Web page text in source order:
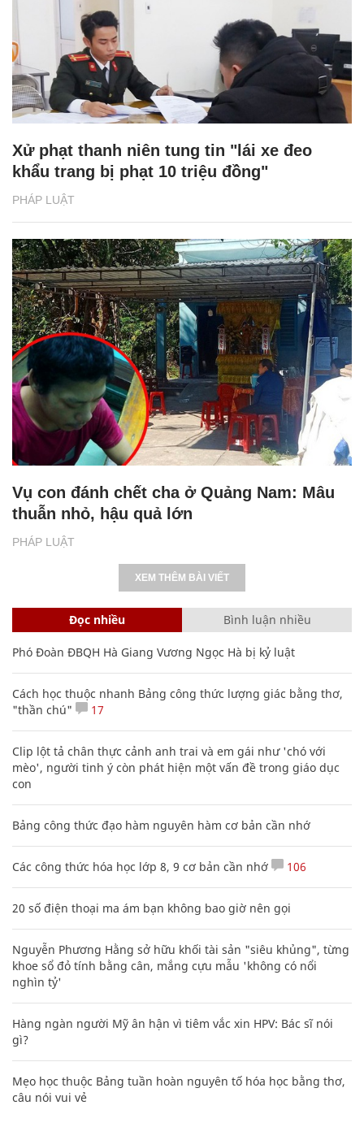
PHÁP LUẬT
Xử phạt thanh niên tung tin "lái xe đeo
khẩu trang bị phạt 10 triệu đồng"
PHÁP LUẬT
Vụ con đánh chết cha ở Quảng Nam: Mâu
thuẫn nhỏ, hậu quả lớn
XEM THÊM BÀI VIẾT
Đọc nhiều Bình luận nhiều
Phó Đoàn ĐBQH Hà Giang Vương Ngọc Hà bị kỷ luật
Cách học thuộc nhanh Bảng công thức lượng giác bằng thơ,
"thần chú"
17
Clip lột tả chân thực cảnh anh trai và em gái như 'chó với
mèo', người tinh ý còn phát hiện một vấn đề trong giáo dục
con
Bảng công thức đạo hàm nguyên hàm cơ bản cần nhớ
Các công thức hóa học lớp 8, 9 cơ bản cần nhớ 106
20 số điện thoại ma ám bạn không bao giờ nên gọi
Nguyễn Phương Hằng sở hữu khối tài sản "siêu khủng", từng
khoe sổ đỏ tính bằng cân, mắng cựu mẫu 'không có nổi
nghìn tỷ'
Hàng ngàn người Mỹ ân hận vì tiêm vắc xin HPV: Bác sĩ nói
gì?
Mẹo học thuộc Bảng tuần hoàn nguyên tố hóa học bằng thơ,
câu nói vui vẻ